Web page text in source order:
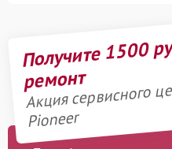
Получите 1500
ремонт
Акция сервисного
Pioneer